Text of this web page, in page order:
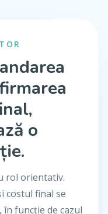
o
rol orientativ.
costul final se
funcție de cazul